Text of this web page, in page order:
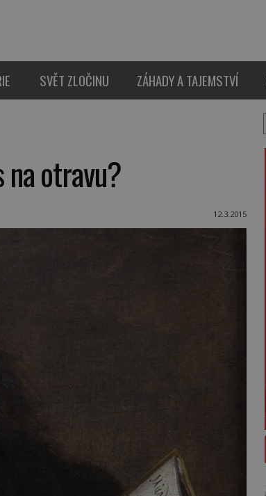
SVĚT ZLOČINU ZÁHADY A TAJEMSTVÍ
na otravu?
12.3.2015